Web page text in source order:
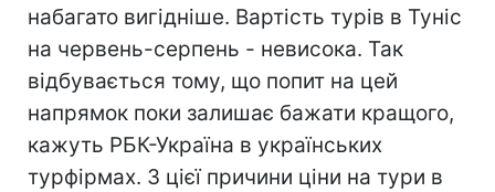
набагато вигідніше. Вартість турів в Туніс
на червень-серпень - невисока. Так
відбувається тому, що попит на цей
напрямок поки залишає бажати кращого,
кажуть РБК-Україна в українських
турфірмах. З цієї причини ціни на тури в